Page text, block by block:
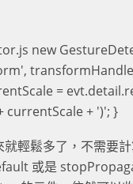
new
=
currentScale + ')'; }
輕鬆多了，不需要
或是